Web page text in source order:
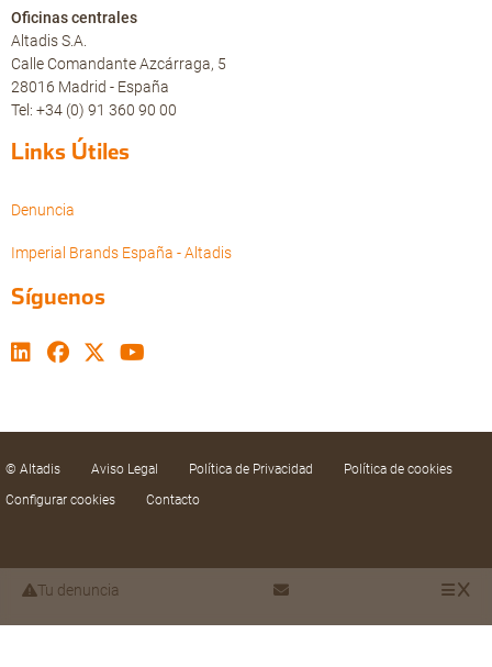
Tu denuncia
Oficinas centrales
Altadis S.A.
Calle Comandante Azcárraga, 5
28016 Madrid - España
Tel: +34 (0) 91 360 90 00
Links Útiles
Denuncia
Imperial Brands España - Altadis
Síguenos
© Altadis Aviso Legal Política de Privacidad
Política de cookies
Configurar cookies
Contacto